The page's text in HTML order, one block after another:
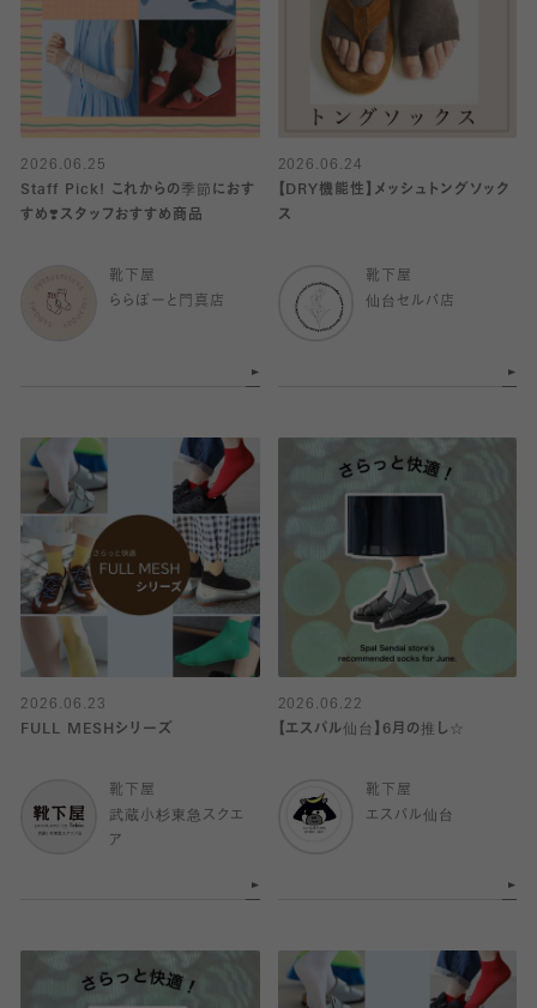
2026.06.25
Staff Pick! これからの季節におす
すめ❣️スタッフおすすめ商品
靴下屋
ららぽーと門真店
2026.06.24
【DRY機能性】メッシュトングソック
ス
靴下屋
仙台セルバ店
2026.06.23
FULL MESHシリーズ
靴下屋
武蔵小杉東急スクエ
ア
2026.06.22
【エスパル仙台】6月の推し☆
靴下屋
エスパル仙台